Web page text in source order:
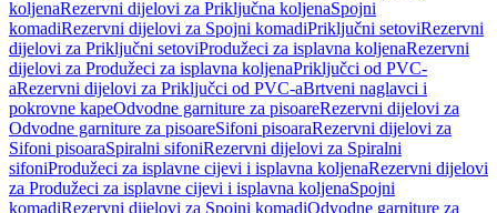
koljenaRezervni dijelovi za Priključna koljenaSpojni
komadiRezervni dijelovi za Spojni komadiPriključni setoviRezervni
dijelovi za Priključni setoviProdužeci za isplavna koljenaRezervni
dijelovi za Produžeci za isplavna koljenaPriključci od PVC-
aRezervni dijelovi za Priključci od PVC-aBrtveni naglavci i
pokrovne kapeOdvodne garniture za pisoareRezervni dijelovi za
Odvodne garniture za pisoareSifoni pisoaraRezervni dijelovi za
Sifoni pisoaraSpiralni sifoniRezervni dijelovi za Spiralni
sifoniProdužeci za isplavne cijevi i isplavna koljenaRezervni dijelovi
za Produžeci za isplavne cijevi i isplavna koljenaSpojni
komadiRezervni dijelovi za Spojni komadiOdvodne garniture za